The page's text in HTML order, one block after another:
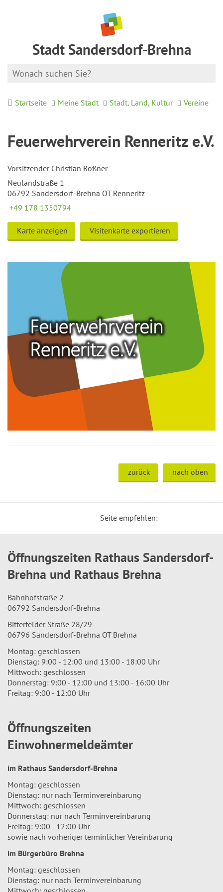
Stadt Sandersdorf-Brehna
Startseite Meine Stadt Stadt, Land, Kultur Vereine
Feuerwehrverein Renneritz e.V.
Vorsitzender Christian Rößner
Neulandstraße 1
06792 Sandersdorf-Brehna OT Renneritz
+49 178 1350794
Karte anzeigen Visitenkarte exportieren
zurück nach oben
Seite empfehlen:
Öffnungszeiten Rathaus Sandersdorf-
Brehna und Rathaus Brehna
Bahnhofstraße 2
06792 Sandersdorf-Brehna
Bitterfelder Straße 28/29
06796 Sandersdorf-Brehna OT Brehna
Montag: geschlossen
Dienstag: 9:00 - 12:00 und 13:00 - 18:00 Uhr
Mittwoch: geschlossen
Donnerstag: 9:00 - 12:00 und 13:00 - 16:00 Uhr
Freitag: 9:00 - 12:00 Uhr
Öffnungszeiten
Einwohnermeldeämter
im Rathaus Sandersdorf-Brehna
Montag: geschlossen
Dienstag: nur nach Terminvereinbarung
Mittwoch: geschlossen
Donnerstag: nur nach Terminvereinbarung
Freitag: 9:00 - 12:00 Uhr
sowie nach vorheriger terminlicher Vereinbarung
im Bürgerbüro Brehna
Montag: geschlossen
Dienstag: nur nach Terminvereinbarung